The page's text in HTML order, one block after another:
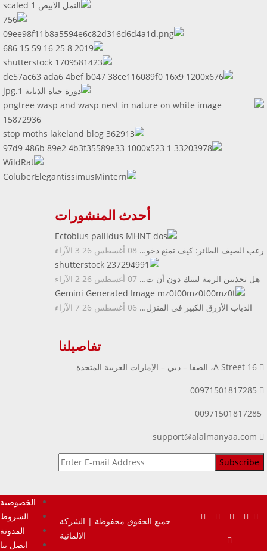
أحدث المنشورات
رعب الصيف الطائر: كيف تمنع دخو… 08 أغسطس 26 3 الآراء
هل تجذبين الرمة لبيتك دون أن ت… 07 أغسطس 26 2 الآراء
الذباب الأزرق الكبير في المنزل… 06 أغسطس 26 7 الآراء
تفاصيلنا
جميع الحقوق محفوظة | الشركة
الالمانية
الخصوصية
الشروط
المدونة
اتصل بنا